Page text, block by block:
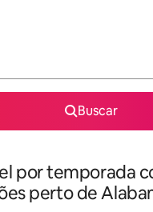
Buscar
por temporada
perto de